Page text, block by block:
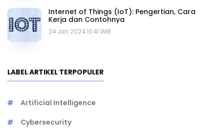
Internet of Things (IoT): Pengertian, Cara
Kerja dan Contohnya
24 Jan 2024 10.41 WIB
LABEL ARTIKEL TERPOPULER
Artificial Intelligence
Cybersecurity